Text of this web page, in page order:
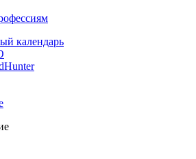
календарь